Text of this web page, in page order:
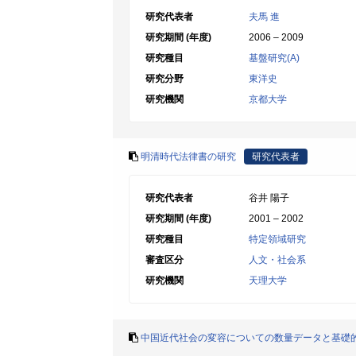
研究代表者
夫馬 進
研究期間 (年度)
2006 – 2009
研究種目
基盤研究(A)
研究分野
東洋史
研究機関
京都大学
明清時代法律書の研究 研究代表者
研究代表者
谷井 陽子
研究期間 (年度)
2001 – 2002
研究種目
特定領域研究
審査区分
人文・社会系
研究機関
天理大学
中国近代社会の変容についての数量データと基礎